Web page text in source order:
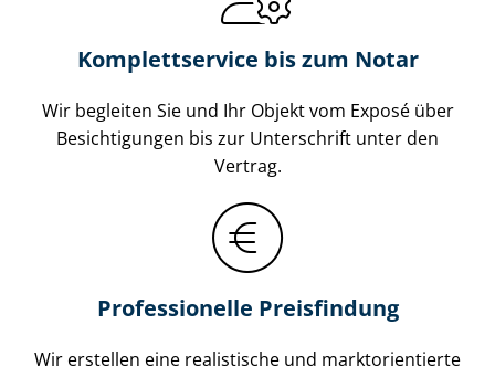
Komplettservice bis zum Notar
Wir begleiten Sie und Ihr Objekt vom Exposé über
Besichtigungen bis zur Unterschrift unter den
Vertrag.
Professionelle Preisfindung
Wir erstellen eine realistische und markt­ori­en­tier­te